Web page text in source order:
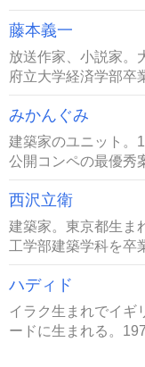
藤本義一
放送作家、小説家。
府立大学経済学部卒
みかんぐみ
建築家のユニット。
公開コンペの最優秀
西沢立衛
建築家。東京都生ま
工学部建築学科を卒
ハディド
イラク生まれでイギ
ードに生まれる。